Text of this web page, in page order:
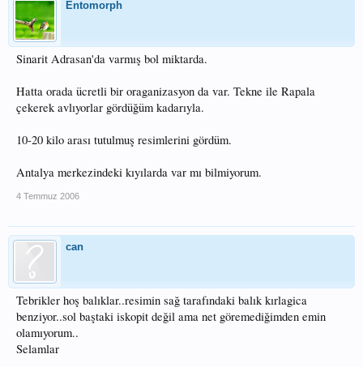
Entomorph
Sinarit Adrasan'da varmış bol miktarda.
Hatta orada ücretli bir oraganizasyon da var. Tekne ile Rapala
çekerek avlıyorlar gördüğüm kadarıyla.
10-20 kilo arası tutulmuş resimlerini gördüm.
Antalya merkezindeki kıyılarda var mı bilmiyorum.
4 Temmuz 2006
can
Tebrikler hoş balıklar..resimin sağ tarafındaki balık kırlagica
benziyor..sol baştaki iskopit değil ama net göremediğimden emin
olamıyorum..
Selamlar